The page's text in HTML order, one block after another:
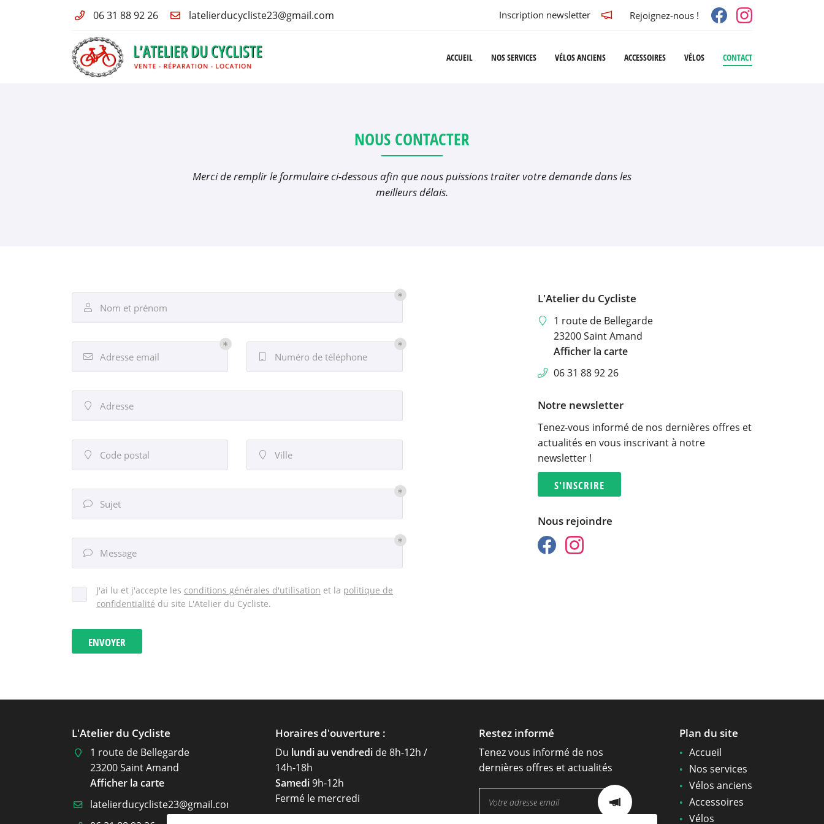
06 31 88 92 26 Inscription newsletter Rejoignez-nous !
ACCUEIL NOS SERVICES VÉLOS ANCIENS ACCESSOIRES VÉLOS CONTACT
23200 Saint Amand
06 31 88 92 26
le formulaire de désinscription.
INSCRIPTION
NOUS CONTACTER
Merci de remplir le formulaire ci-dessous afin que nous puissions traiter votre demande dans les
meilleurs délais.
 Nom et prénom
 Adresse email Numéro de téléphone
 Adresse
 Code postal  Ville
 Sujet
 Message
J'ai lu et j'accepte les conditions générales d'utilisation et la politique de
confidentialité du site L'Atelier du Cycliste.
ENVOYER
L'Atelier du Cycliste
1 route de Bellegarde
23200 Saint Amand
Afficher la carte
06 31 88 92 26
Notre newsletter
Tenez-vous informé de nos dernières offres et
actualités en vous inscrivant à notre
newsletter !
S'INSCRIRE
Nous rejoindre
L'Atelier du Cycliste
1 route de Bellegarde
23200 Saint Amand
Afficher la carte
Horaires d'ouverture :
Du lundi au vendredi de 8h-12h /
14h-18h
Samedi9h-12h
Fermé le mercredi
Restez informé
Tenez vous informé de nos
dernières offres et actualités
Plan du site
Accueil
Nos services
Vélos anciens
Accessoires
Vélos